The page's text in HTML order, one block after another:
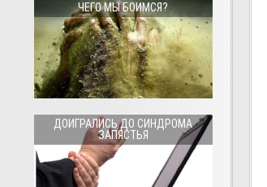
ЧЕГО МЫ БОИМСЯ?
ДОИГРАЛИСЬ ДО СИНДРОМА
ЗАПЯСТЬЯ